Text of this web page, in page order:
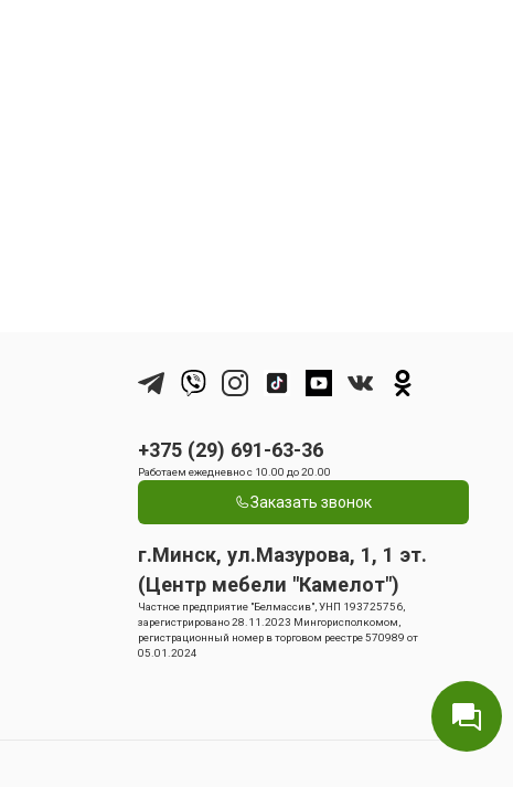
+375 (29) 691-63-36
Работаем ежедневно с 10.00 до 20.00
Заказать звонок
г.Минск, ул.Мазурова, 1, 1 эт.
(Центр мебели "Камелот")
Частное предприятие "Белмассив", УНП 193725756,
зарегистрировано 28.11.2023 Мингорисполкомом,
регистрационный номер в торговом реестре 570989 от
05.01.2024